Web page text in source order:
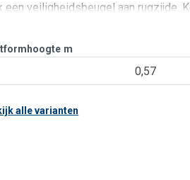
een veiligheidsbeugel aan rugzijde.
Licht en duurzaam en
m
0,57
alle varianten